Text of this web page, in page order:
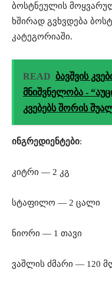
ბოსტნეულის
ხშირად გვხვდება
კატეგორიაში.
READ ბავშვის
მნიშვნელობა -
კვებებს შორის
ინგრედიენტები:
კიტრი — 2 კგ
სტაფილო — 2 ცალი
ნიორი — 1 თავი
ვაშლის ძმარი — 120